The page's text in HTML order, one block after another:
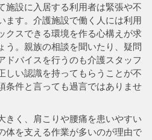
施設に入居する利用者は緊張や不
ます。介護施設で働く人には利用
クスできる環境を作る心構えが求
う。親族の相談を聞いたり、疑問
ドバイスを行うのも介護スタッフ
しい認識を持ってもらうことが不
条件と言っても過言ではありませ
きく、肩こりや腰痛を患いやすい
体を支える作業が多いのが理由で